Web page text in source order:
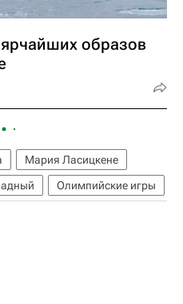
образов
Мария Ласицкене
Олимпийские игры